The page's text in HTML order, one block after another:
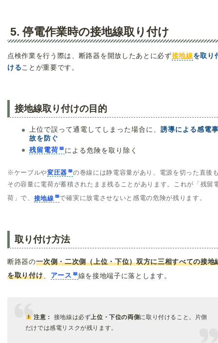
5. 停電作業時の接地線取り付け
点検作業を行う際は、断路器を開放したあとに必ず接地線を取り
ける ことが重要です。
接地線取り付けの目的
上位で誤って通電してしまった場合に、 誘導による感電
故を防ぐ
残留電荷
による危険を取り除く
※ケーブルや変圧器
の巻線には静電容量があり、電源を切った直後
その容量に電荷が蓄積されたまま残ることがあります。これが「残留
荷」で、 接地線 で確実に放電させないと感電の危険が残ります。
取り付け方法
断路器の一次側・二次側（上位・下位）双方に三相すべての接地
を取り付け
アース 線を接地端子に落とします。
注意： 接地線は必ず上位・下位の両側に取り付けること。片側
だけでは感電リスクが残ります。